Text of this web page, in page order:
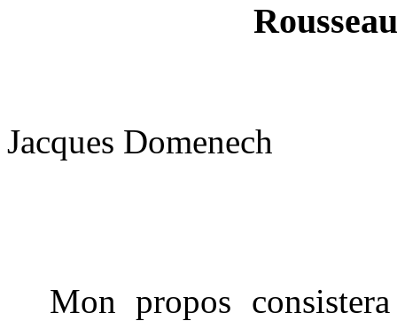
Jacques Domenech
Mon propos